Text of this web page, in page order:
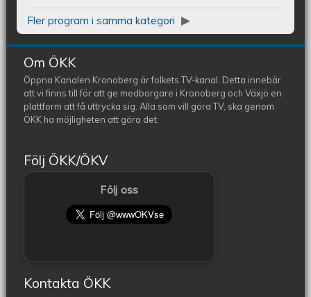
Fler program i samma kategori
Om ÖKK
Öppna Kanalen Kronoberg är folkets TV-kanal. Detta innebär
att vi finns till för att ge medborgare i Kronoberg och Växjö en
plattform att få uttrycka sig. Alla som vill göra TV, ska genom
ÖKK ha möjligheten att göra det.
Följ ÖKK/ÖKV
Följ oss
Kontakta ÖKK